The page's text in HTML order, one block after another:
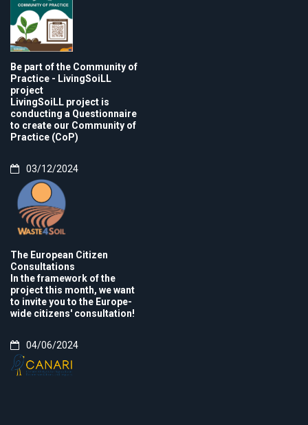
Be part of the Community of
Practice - LivingSoiLL
project
LivingSoiLL project is
conducting a Questionnaire
to create our Community of
Practice (CoP)
03/12/2024
The European Citizen
Consultations
In the framework of the
project this month, we want
to invite you to the Europe-
wide citizens' consultation!
04/06/2024